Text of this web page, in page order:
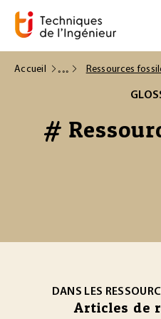
Accueil Ressources
#
DANS LES
Articles de